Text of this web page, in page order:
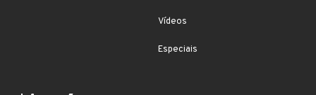
Vídeos
Especiais